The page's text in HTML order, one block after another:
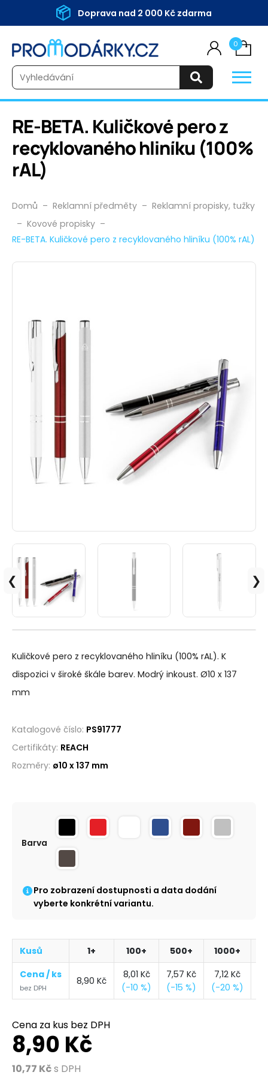
Doprava nad 2 000 Kč zdarma
0
Vyhledávání
RE-BETA. Kuličkové pero z
recyklovaného hliníku (100%
rAL)
Domů – Reklamní předměty – Reklamní propisky, tužky
– Kovové propisky –
RE-BETA. Kuličkové pero z recyklovaného hliníku (100% rAL)
❮ ❯
Přehrát
Kuličkové pero z recyklovaného hliníku (100% rAL). K
dispozici v široké škále barev. Modrý inkoust. Ø10 x 137
mm
Katalogové číslo: PS91777
Certifikáty: REACH
Rozměry: ø10 x 137 mm
Barva
Pro zobrazení dostupnosti a data dodání
vyberte konkrétní variantu.
Kusů 1+ 100+ 500+ 1000+
Cena / ks
bez DPH
8,90 Kč
8,01 Kč
(-10 %)
7,57 Kč
(-15 %)
7,12 Kč
(-20 %)
Cena za kus bez DPH
8,90 Kč
10,77 Kčs DPH